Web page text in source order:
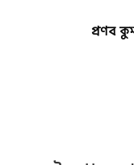
প্রণব